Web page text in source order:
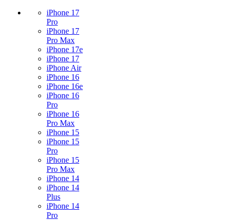
iPhone 17
Pro
iPhone 17
Pro Max
iPhone 17e
iPhone 17
iPhone Air
iPhone 16
iPhone 16e
iPhone 16
Pro
iPhone 16
Pro Max
iPhone 15
iPhone 15
Pro
iPhone 15
Pro Max
iPhone 14
iPhone 14
Plus
iPhone 14
Pro